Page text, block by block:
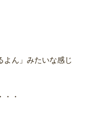
よん」みたいな感じ
・